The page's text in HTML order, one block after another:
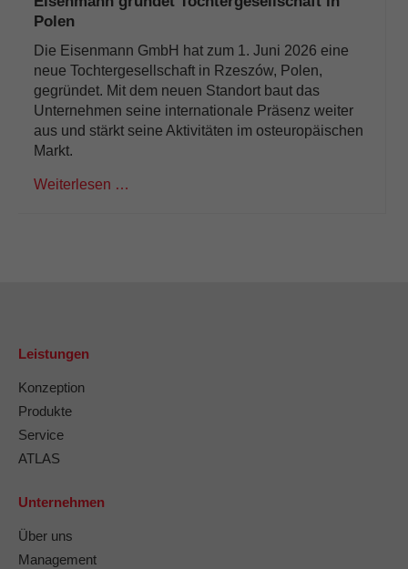
Polen
Die Eisenmann GmbH hat zum 1. Juni 2026 eine
neue Tochtergesellschaft in Rzeszów, Polen,
gegründet. Mit dem neuen Standort baut das
Unternehmen seine internationale Präsenz weiter
aus und stärkt seine Aktivitäten im osteuropäischen
Markt.
Weiterlesen …
Leistungen
Konzeption
Produkte
Service
ATLAS
Unternehmen
Über uns
Management